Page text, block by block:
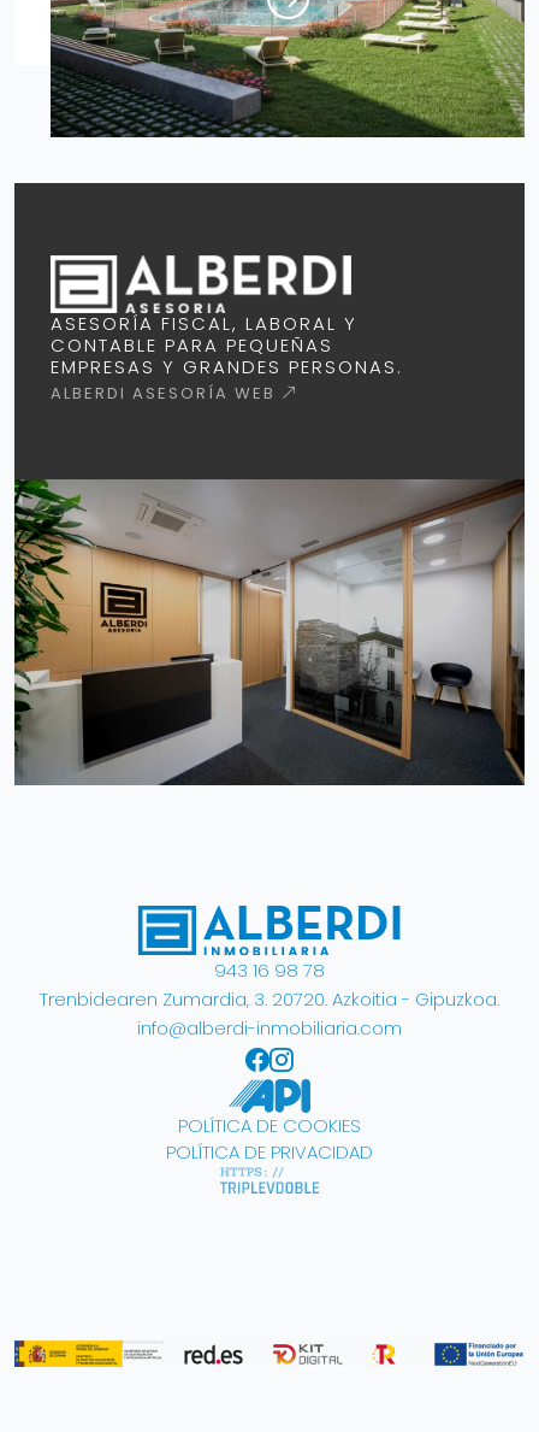
ASESORÍA FISCAL, LABORAL Y
CONTABLE PARA PEQUEÑAS
EMPRESAS Y GRANDES PERSONAS.
ALBERDI ASESORÍA WEB
943 16 98 78
Trenbidearen Zumardia, 3. 20720. Azkoitia - Gipuzkoa.
info@alberdi-inmobiliaria.com
Alberdi Inmobiliaria
Alberdi Inmobiliaria
POLÍTICA DE COOKIES
POLÍTICA DE PRIVACIDAD
Diseñado por Triplevdoble